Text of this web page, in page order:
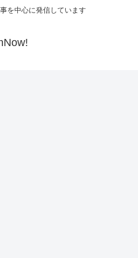
を中心に発信しています